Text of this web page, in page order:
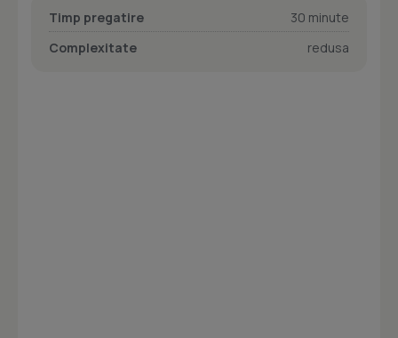
Timp pregatire
30 minute
Complexitate
redusa